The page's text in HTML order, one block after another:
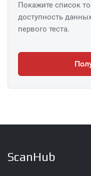
Покажите список
доступность
первого теста.
ScanHub